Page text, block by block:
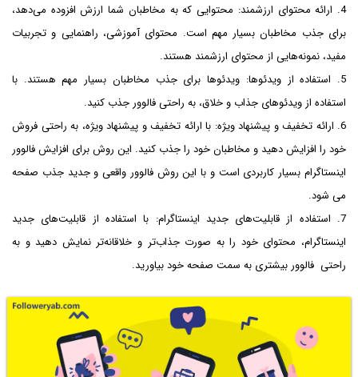
4. ارائه محتوای ارزشمند: محتوایی که به مخاطبان شما ارزش افزوده می‌دهد،
برای جذب مخاطبان بسیار مهم است. محتوای آموزشی، راهنمایی و تجربیات
مفید، نمونه‌هایی از محتوای ارزشمند هستند.
5. استفاده از ویدئوها: ویدئوها برای جذب مخاطبان بسیار مهم هستند. با
استفاده از ویدئوهای جذاب و خلاق، به راحتی فالوور جذب کنید.
6. ارائه تخفیف و پیشنهاد ویژه: با ارائه تخفیف و پیشنهاد ویژه، به راحتی فروش
خود را افزایش دهید و مخاطبان خود را جذب کنید. این روش برای افزایش فالوور
اینستاگرام بسیار کاربردی است و با این روش فالوور واقعی و جدید جذب صفحه
می شود.
7. استفاده از قابلیت‌های جدید اینستاگرام: با استفاده از قابلیت‌های جدید
اینستاگرام، محتوای خود را به صورت جذاب‌تر و خلاقانه‌تر نمایش دهید و به
راحتی فالوور بیشتری به سمت صفحه خود بیاورید.